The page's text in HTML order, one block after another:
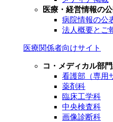
医療・経営情報の
病院情報の公
法人概要とご
医療関係者向けサイト
コ・メディカル部
看護部（専用
薬剤科
臨床工学科
中央検査科
画像診断科